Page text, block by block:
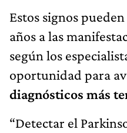
Estos signos
años a las
según los
oportunidad para
diagnósticos más
“Detectar el